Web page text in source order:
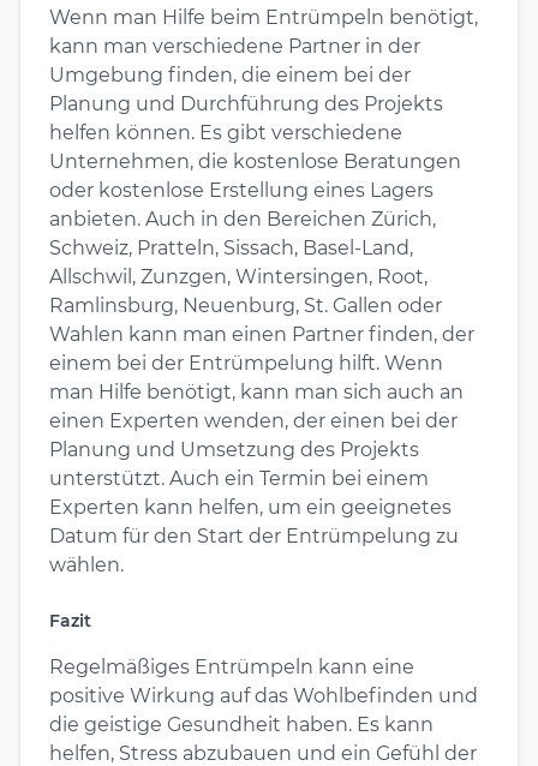
Wenn man Hilfe beim Entrümpeln benötigt,
kann man verschiedene Partner in der
Umgebung finden, die einem bei der
Planung und Durchführung des Projekts
helfen können. Es gibt verschiedene
Unternehmen, die kostenlose Beratungen
oder kostenlose Erstellung eines Lagers
anbieten. Auch in den Bereichen Zürich,
Schweiz, Pratteln, Sissach, Basel-Land,
Allschwil, Zunzgen, Wintersingen, Root,
Ramlinsburg, Neuenburg, St. Gallen oder
Wahlen kann man einen Partner finden, der
einem bei der Entrümpelung hilft. Wenn
man Hilfe benötigt, kann man sich auch an
einen Experten wenden, der einen bei der
Planung und Umsetzung des Projekts
unterstützt. Auch ein Termin bei einem
Experten kann helfen, um ein geeignetes
Datum für den Start der Entrümpelung zu
wählen.
Fazit
Regelmäßiges Entrümpeln kann eine
positive Wirkung auf das Wohlbefinden und
die geistige Gesundheit haben. Es kann
helfen, Stress abzubauen und ein Gefühl der